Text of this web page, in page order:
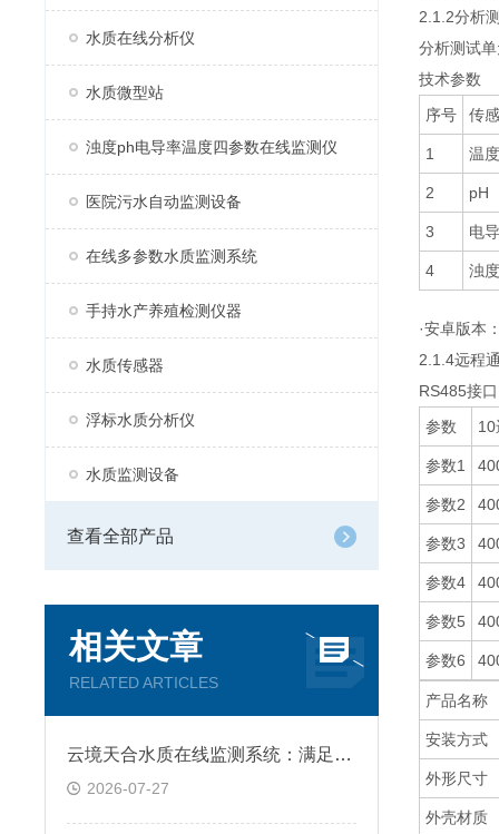
水质在线分析仪
水质微型站
浊度ph电导率温度四参数在线监测仪
医院污水自动监测设备
在线多参数水质监测系统
手持水产养殖检测仪器
水质传感器
浮标水质分析仪
水质监测设备
查看全部产品
相关文章
RELATED ARTICLES
云境天合水质在线监测系统：满足室内泳池水质管控需求，守护泳客健康安全
2026-07-27
2.1.2分析
分析测试
技术参数
序号
传
1 温度
2 pH
3 电
4 浊度
·安卓版本
2.1.4远程
RS485接
参数
参数1
参数2
参数3
参数4
参数5
参数6
产品名称
安装方式
外形尺寸
外壳材质